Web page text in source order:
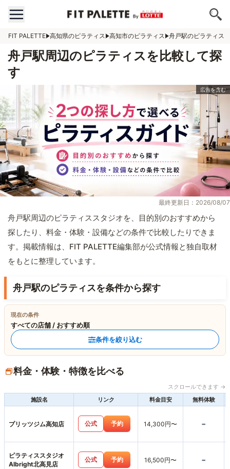
FIT PALETTE 高知県のピラティス 高知市のピラティス 舟戸駅のピラティス
舟戸駅周辺のピラティスを比較して探
す
最終更新日：2026/08/07
舟戸駅周辺のピラティススタジオを、目的別のおすすめから
探したり、料金・体験・設備などの条件で比較したりできま
す。掲載情報は、FIT PALETTE編集部が公式情報と独自取材
をもとに整理しています。
舟戸駅のピラティスを条件から探す
現在の条件
すべての店舗 / おすすめ順
条件を絞り込む
料金・体験・特徴を比べる
スクロールできます →
施設名
リンク 料金目安 無料体験
プリッツジム高知店 公式 予約 14,300円〜 -
ピラティススタジオ
Albright北高見店
公式 予約 16,500円〜 -